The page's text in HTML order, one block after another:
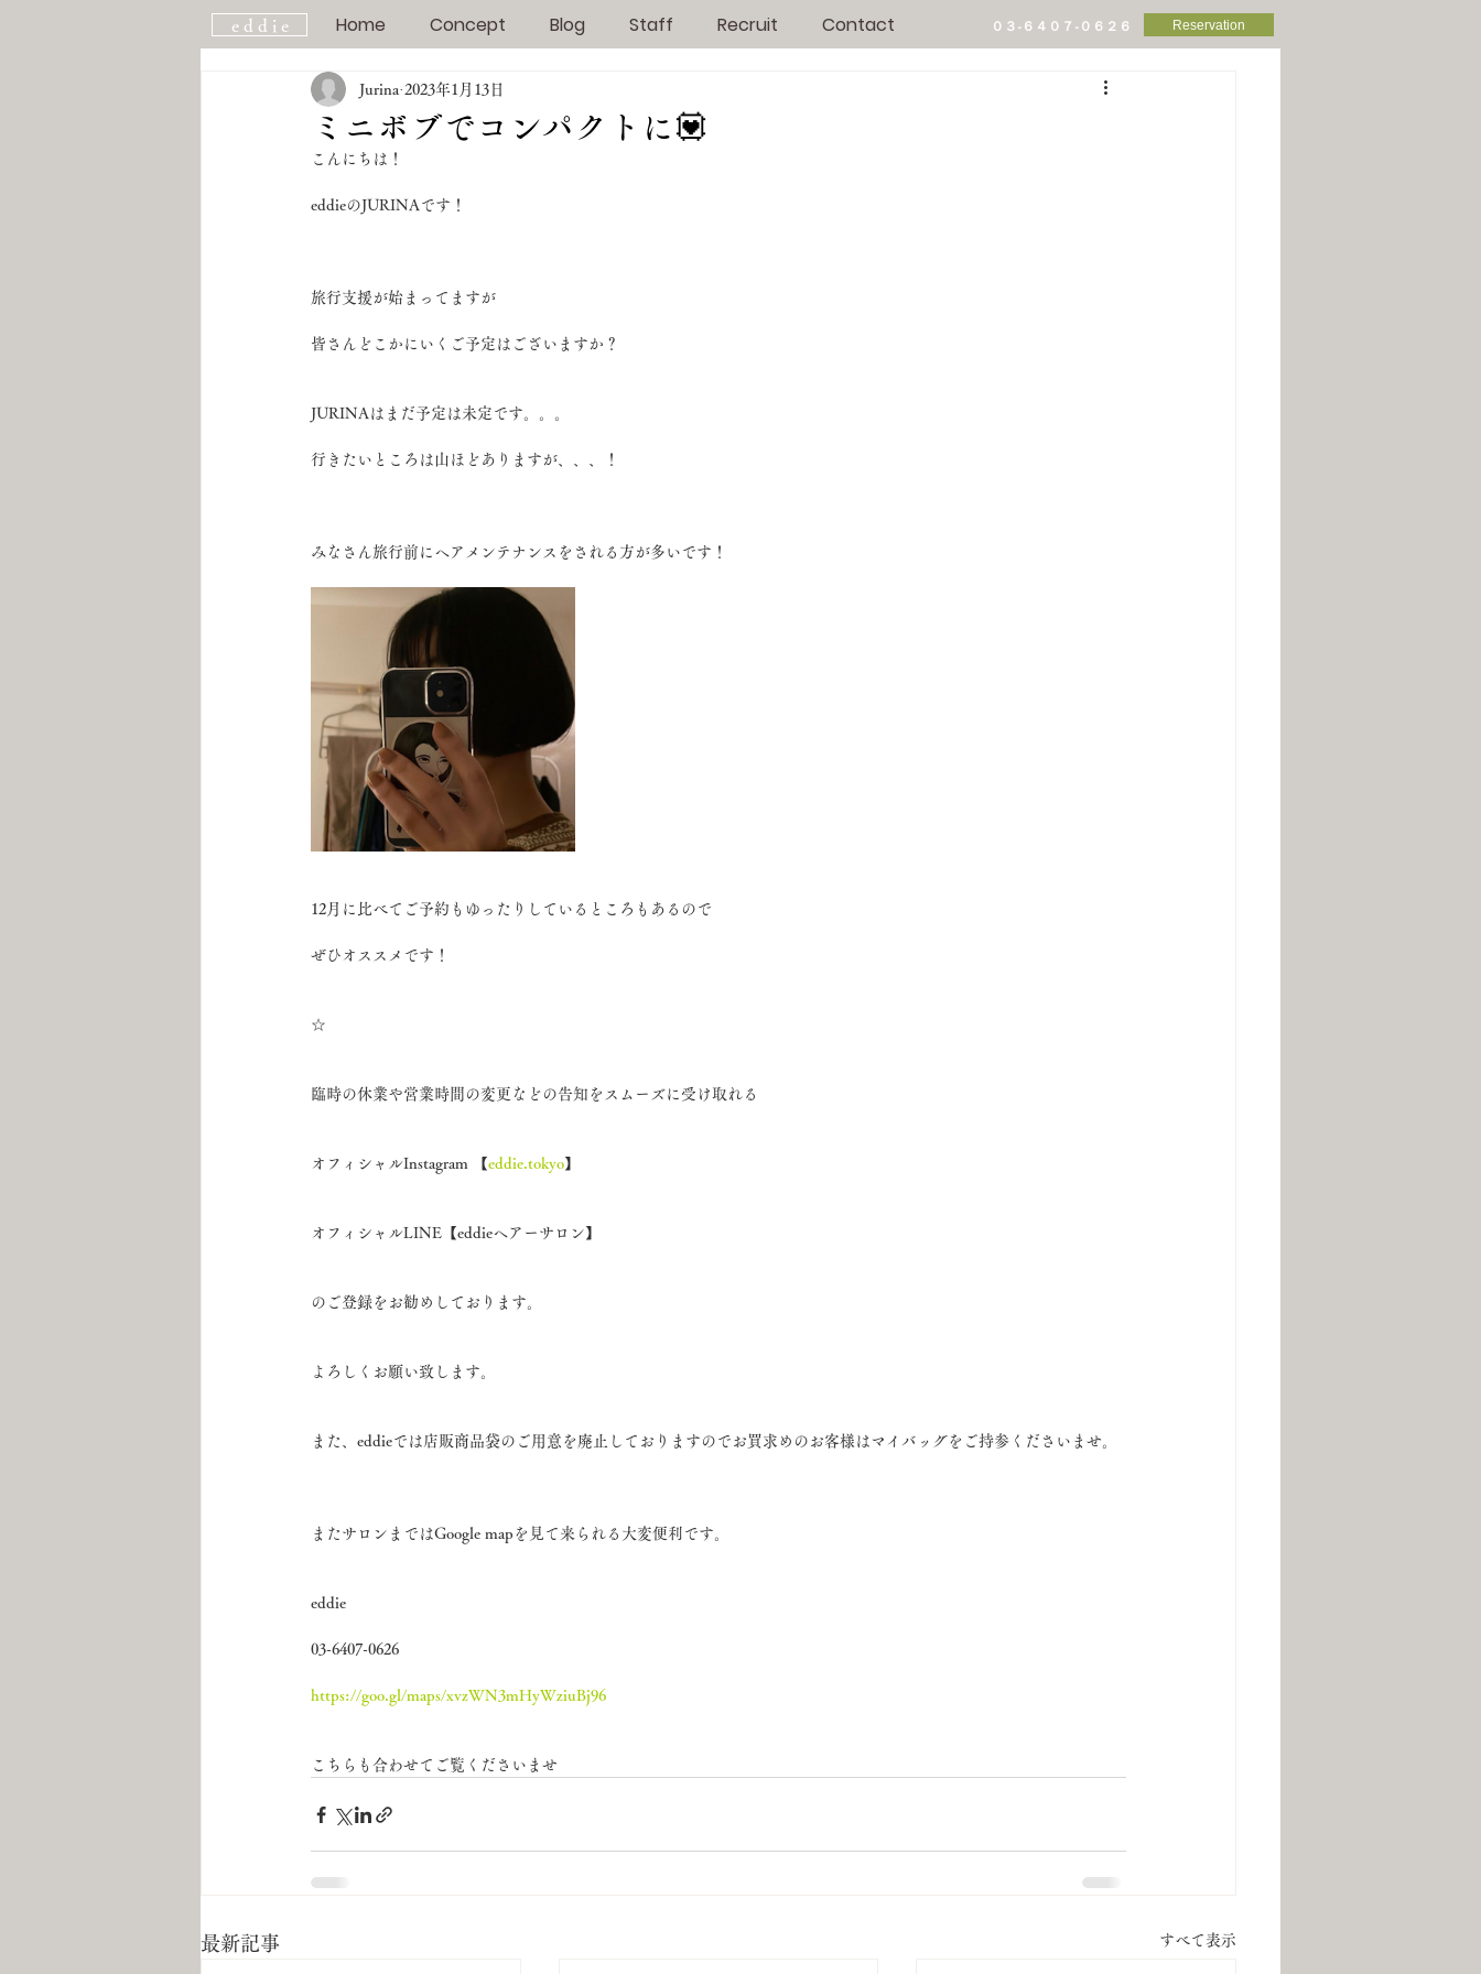
e d d i e Home Concept Blog Staff Recruit Contact ０３-６４０７-０６２６ Reservation
ミニボブでコンパクトに💟
Jurina 2023年1月13日
こんにちは！
eddieのJURINAです！
旅行支援が始まってますが
皆さんどこかにいくご予定はございますか？
JURINAはまだ予定は未定です。。。
行きたいところは山ほどありますが、、、！
みなさん旅行前にヘアメンテナンスをされる方が多いです！
12月に比べてご予約もゆったりしているところもあるので
ぜひオススメです！
☆
臨時の休業や営業時間の変更などの告知をスムーズに受け取れる
オフィシャルInstagram 【eddie.tokyo】
オフィシャルLINE【eddieヘアーサロン】
のご登録をお勧めしております。
よろしくお願い致します。
また、eddieでは店販商品袋のご用意を廃止しておりますのでお買求めのお客様はマイバッグをご持参くださいませ。
またサロンまではGoogle mapを見て来られる大変便利です。
eddie
03-6407-0626
https://goo.gl/maps/xvzWN3mHyWziuBj96
こちらも合わせてご覧くださいませ
最新記事 すべて表示